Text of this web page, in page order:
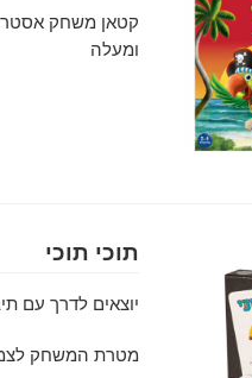
ומעלה
תוכי תוכי
יוצאים לדרך עם
מטרת המשחק